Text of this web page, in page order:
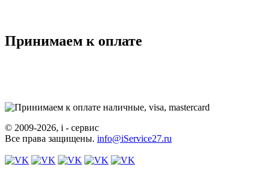
Принимаем к оплате
© 2009-2026, i - сервис
Все права защищены. info@iService27.ru